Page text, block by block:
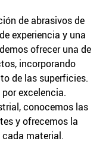
de abrasivos de
experiencia y una
ofrecer una de
incorporando
de las superficies.
excelencia.
conocemos las
y ofrecemos la
material.